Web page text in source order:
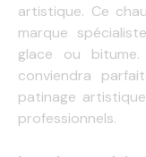
artistique. Ce
marque
glace ou
conviendra
patinage
professionnels.